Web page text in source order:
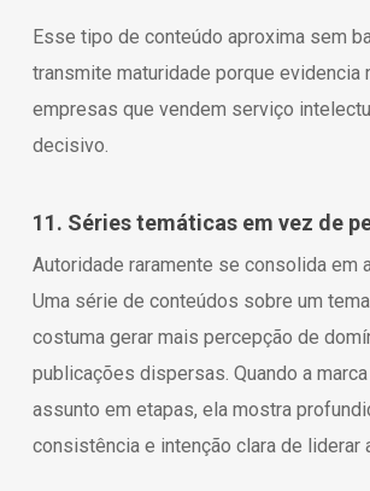
Esse tipo de conteúdo aproxima sem
transmite maturidade porque evidencia
empresas que vendem serviço
decisivo.
11. Séries temáticas em vez de
Autoridade raramente se consolida em
Uma série de conteúdos sobre um
costuma gerar mais percepção de
publicações dispersas. Quando a
assunto em etapas, ela mostra
consistência e intenção clara de liderar